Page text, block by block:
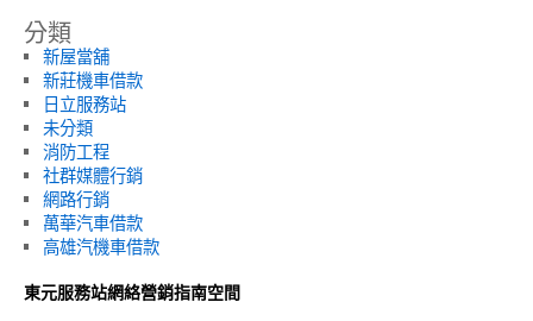
分類
新屋當舖
新莊機車借款
日立服務站
未分類
消防工程
社群媒體行銷
網路行銷
萬華汽車借款
高雄汽機車借款
東元服務站網絡營銷指南空間